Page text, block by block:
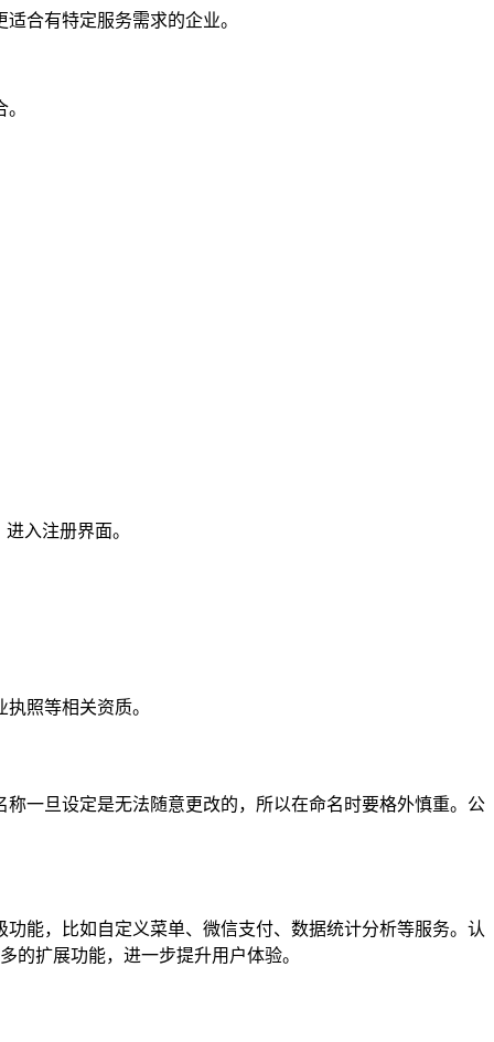
合有特定服务需求的企业。
入注册界面。
照等相关资质。
一旦设定是无法随意更改的，所以在命名时要格外慎重。公
能，比如自定义菜单、微信支付、数据统计分析等服务。认
的扩展功能，进一步提升用户体验。